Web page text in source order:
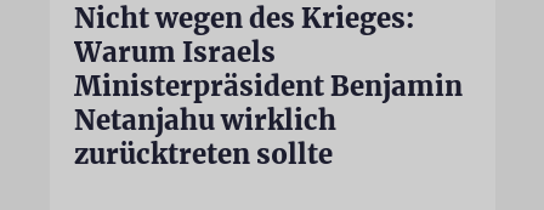
Nicht wegen des Krieges:
Warum Israels
Ministerpräsident Benjamin
Netanjahu wirklich
zurücktreten sollte